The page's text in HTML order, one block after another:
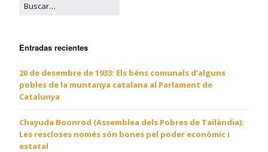
Entradas recientes
20 de desembre de 1933: Els béns comunals d’alguns
pobles de la muntanya catalana al Parlament de
Catalunya
Chayuda Boonrod (Assemblea dels Pobres de Tailàndia):
Les rescloses només són bones pel poder econòmic i
estatal